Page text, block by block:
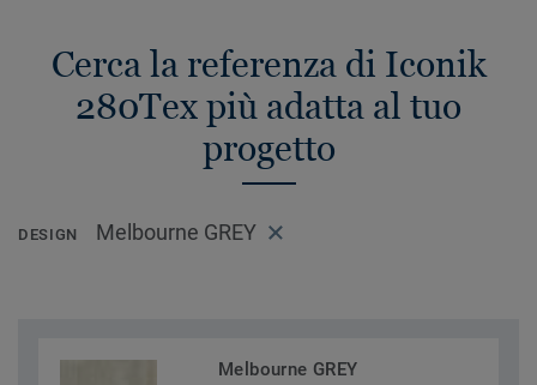
Cerca la referenza di Iconik
280Tex più adatta al tuo
progetto
DESIGN Melbourne GREY
Melbourne GREY